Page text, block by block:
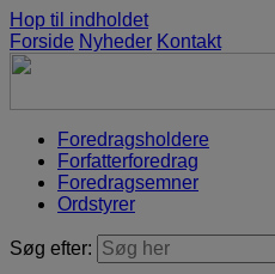
Hop til indholdet
Forside Nyheder Kontakt
Foredragsholdere
Forfatterforedrag
Foredragsemner
Ordstyrer
Søg efter: